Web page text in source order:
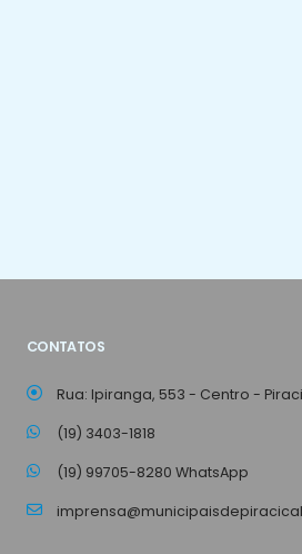
CONTATOS
Rua: Ipiranga, 553 - Centro -
(19) 3403-1818
(19) 99705-8280 WhatsApp